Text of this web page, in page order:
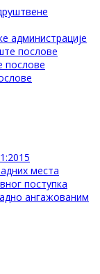
администрације
послове
послове
места
поступка
ангажованим